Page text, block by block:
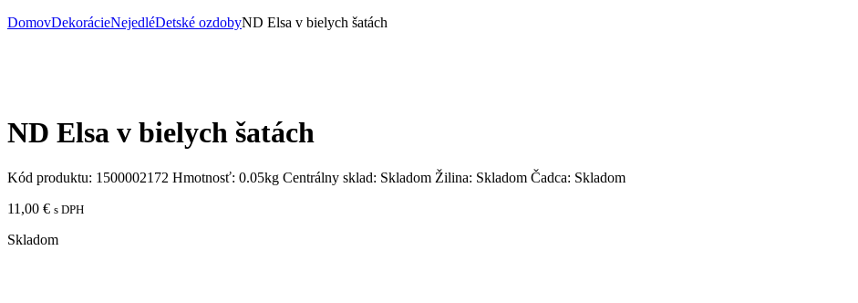
DomovDekorácieNejedléDetské ozdobyND Elsa v bielych šatách
ND Elsa v bielych šatách
Kód produktu: 1500002172 Hmotnosť: 0.05kg Centrálny sklad: Skladom Žilina: Skladom Čadca: Skladom
11,00 € s DPH
Skladom